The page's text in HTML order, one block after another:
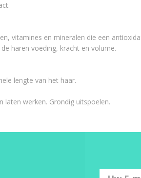
vitamines en mineralen die een
haren voeding, kracht en volume.
lengte van het haar.
werken. Grondig uitspoelen.